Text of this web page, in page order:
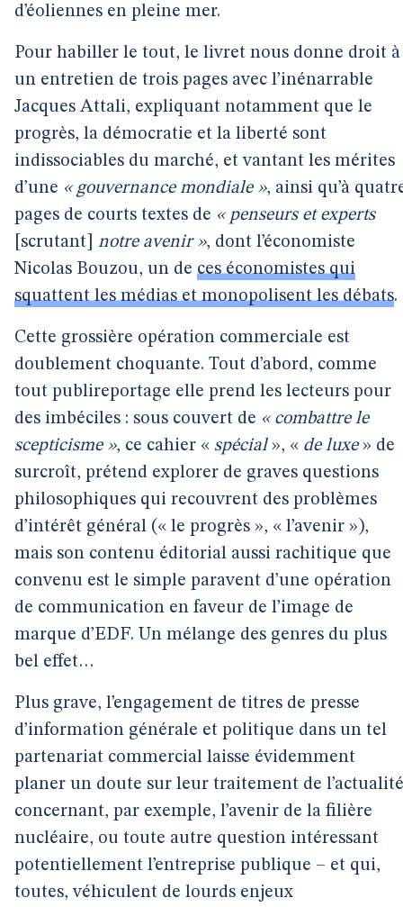
d’éoliennes en pleine mer.
Pour habiller le tout, le livret nous donne droit à
un entretien de trois pages avec l’inénarrable
Jacques Attali, expliquant notamment que le
progrès, la démocratie et la liberté sont
indissociables du marché, et vantant les mérites
d’une « gouvernance mondiale », ainsi qu’à
pages de courts textes de « penseurs et experts
[scrutant]
notre avenir », dont l’économiste
Nicolas Bouzou, un de ces économistes qui
squattent les médias et monopolisent les débats.
Cette grossière opération commerciale est
doublement choquante. Tout d’abord, comme
tout publireportage elle prend les lecteurs pour
des imbéciles : sous couvert de « combattre le
scepticisme », ce cahier « spécial», « de luxe» de
surcroît, prétend explorer de graves questions
philosophiques qui recouvrent des problèmes
d’intérêt général (« le progrès », « l’avenir »),
mais son contenu éditorial aussi rachitique que
convenu est le simple paravent d’une opération
de communication en faveur de l’image de
marque d’EDF. Un mélange des genres du plus
bel effet…
Plus grave, l’engagement de titres de presse
d’information générale et politique dans un tel
partenariat commercial laisse évidemment
planer un doute sur leur traitement de l’actualité
concernant, par exemple, l’avenir de la filière
nucléaire, ou toute autre question intéressant
potentiellement l’entreprise publique – et qui,
toutes, véhiculent de lourds enjeux